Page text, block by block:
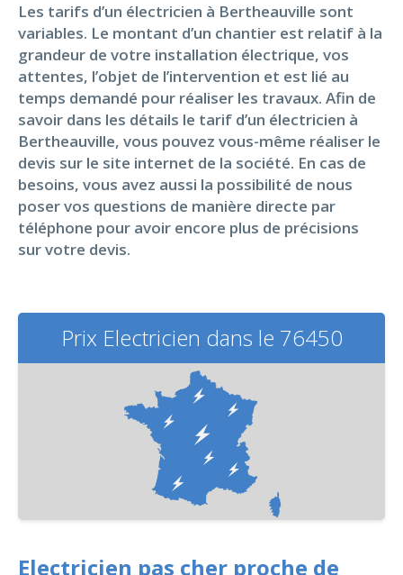
Les tarifs d’un électricien à Bertheauville sont
variables. Le montant d’un chantier est relatif à la
grandeur de votre installation électrique, vos
attentes, l’objet de l’intervention et est lié au
temps demandé pour réaliser les travaux. Afin de
savoir dans les détails le tarif d’un électricien à
Bertheauville, vous pouvez vous-même réaliser le
devis sur le site internet de la société. En cas de
besoins, vous avez aussi la possibilité de nous
poser vos questions de manière directe par
téléphone pour avoir encore plus de précisions
sur votre devis.
Prix Electricien dans le 76450
Electricien pas cher proche de